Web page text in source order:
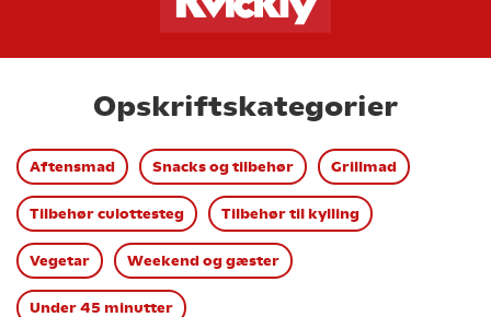
Opskriftskategorier
Aftensmad Snacks og tilbehør Grillmad
Tilbehør culottesteg Tilbehør til kylling
Vegetar Weekend og gæster
Under 45 minutter